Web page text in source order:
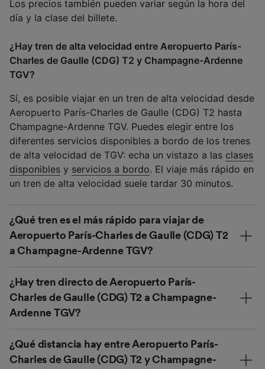
Los precios también pueden variar según la hora del
día y la clase del billete.
¿Hay tren de alta velocidad entre Aeropuerto París-
Charles de Gaulle (CDG) T2 y Champagne-Ardenne
TGV?
Sí, es posible viajar en un tren de alta velocidad desde
Aeropuerto París-Charles de Gaulle (CDG) T2 hasta
Champagne-Ardenne TGV. Puedes elegir entre los
diferentes servicios disponibles a bordo de los trenes
de alta velocidad de TGV: echa un vistazo a las clases
disponibles y servicios a bordo. El viaje más rápido en
un tren de alta velocidad suele tardar 30 minutos.
¿Qué tren es el más rápido para viajar de
Aeropuerto París-Charles de Gaulle (CDG) T2
a Champagne-Ardenne TGV?
¿Hay tren directo de Aeropuerto París-
Charles de Gaulle (CDG) T2 a Champagne-
Ardenne TGV?
¿Qué distancia hay entre Aeropuerto París-
Charles de Gaulle (CDG) T2 y Champagne-